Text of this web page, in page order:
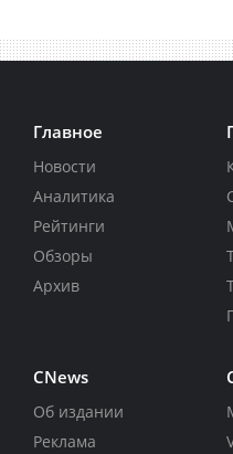
Главное
Новости
Аналитика
Рейтинги
Обзоры
Архив
CNews
Об издании
Реклама